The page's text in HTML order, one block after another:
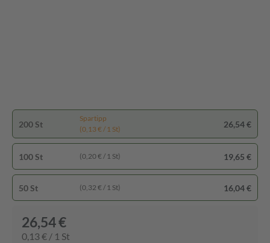
200 St
Spartipp
(0,13 € / 1 St)
26,54 €
100 St (0,20 € / 1 St) 19,65 €
50 St (0,32 € / 1 St) 16,04 €
26,54 €
0,13 € / 1 St